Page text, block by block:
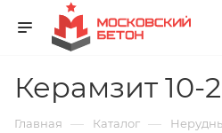
Керамзит 10-
Главная — Каталог —